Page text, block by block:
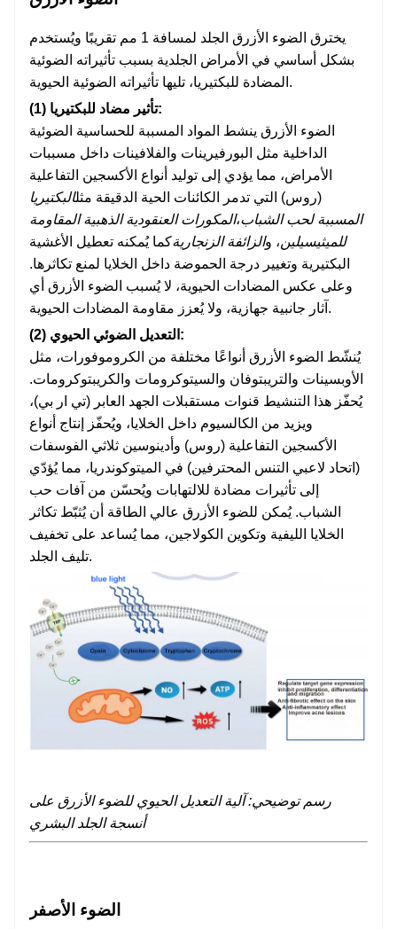
يخترق الضوء الأزرق الجلد لمسافة 1 مم تقريبًا ويُستخدم
بشكل أساسي في الأمراض الجلدية بسبب تأثيراته الضوئية
المضادة للبكتيريا، تليها تأثيراته الضوئية الحيوية.
(1) تأثير مضاد للبكتيريا:
الضوء الأزرق ينشط المواد المسببة للحساسية الضوئية
الداخلية مثل البورفيرينات والفلافينات داخل مسببات
الأمراض، مما يؤدي إلى توليد أنواع الأكسجين التفاعلية
(روس) التي تدمر الكائنات الحية الدقيقة مثلالبكتيريا
المسببة لحب الشباب،المكورات العنقودية الذهبية المقاومة
للميثيسيلين، والزائفة الزنجاريةكما يُمكنه تعطيل الأغشية
البكتيرية وتغيير درجة الحموضة داخل الخلايا لمنع تكاثرها.
وعلى عكس المضادات الحيوية، لا يُسبب الضوء الأزرق أي
آثار جانبية جهازية، ولا يُعزز مقاومة المضادات الحيوية.
(2) التعديل الضوئي الحيوي:
يُنشّط الضوء الأزرق أنواعًا مختلفة من الكروموفورات، مثل
الأوبسينات والتريبتوفان والسيتوكرومات والكريبتوكرومات.
يُحفّز هذا التنشيط قنوات مستقبلات الجهد العابر (تي ار بي)،
ويزيد من الكالسيوم داخل الخلايا، ويُحفّز إنتاج أنواع
الأكسجين التفاعلية (روس) وأدينوسين ثلاثي الفوسفات
(اتحاد لاعبي التنس المحترفين) في الميتوكوندريا، مما يُؤدّي
إلى تأثيرات مضادة للالتهابات ويُحسّن من آفات حب
الشباب. يُمكن للضوء الأزرق عالي الطاقة أن يُثبّط تكاثر
الخلايا الليفية وتكوين الكولاجين، مما يُساعد على تخفيف
تليف الجلد.
رسم توضيحي: آلية التعديل الحيوي للضوء الأزرق على
أنسجة الجلد البشري
الضوء الأصفر